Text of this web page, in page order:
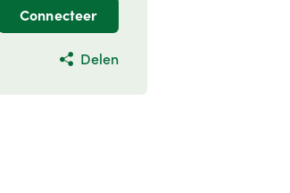
Connecteer
Delen